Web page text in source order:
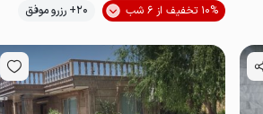
موقعیت در نقشه
10% تخفیف از 6 شب
20+ رزرو موفق